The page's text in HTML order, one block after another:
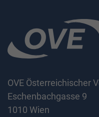
OVE Österreichischer
Eschenbachgasse 9
1010 Wien